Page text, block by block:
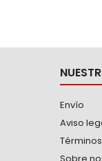
Envío
Aviso